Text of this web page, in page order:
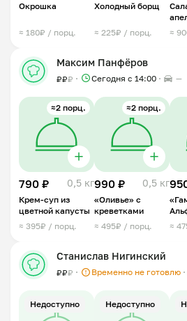
Окрошка
≈ 180₽ / порц.
Холодный борщ
≈ 225₽ / порц.
и
≈
Максим Панфёров
₽₽₽ Сегодня с 14:00 —
≈2 порц.
790 ₽ 0,5 кг
Крем-суп из
цветной капусты
≈ 395₽ / порц.
≈2 порц.
990 ₽ 0,5 кг
«Оливье» с
креветками
≈ 495₽ / порц.
≈
Станислав Нигинский
₽₽₽ Временно не готовлю
Недоступно Недоступно